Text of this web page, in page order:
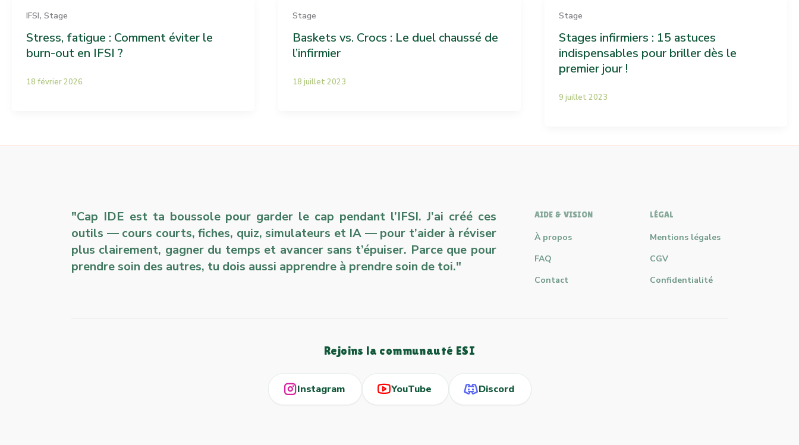
IFSI, Stage
Stress, fatigue : Comment éviter le
burn-out en IFSI ?
18 février 2026
Stage
Baskets vs. Crocs : Le duel chaussé de
l’infirmier
18 juillet 2023
Stage
Stages infirmiers : 15 astuces
indispensables pour briller dès le
premier jour !
9 juillet 2023
"Cap IDE est ta boussole pour garder le cap pendant l’IFSI. J’ai créé ces
outils — cours courts, fiches, quiz, simulateurs et IA — pour t’aider à réviser
plus clairement, gagner du temps et avancer sans t’épuiser. Parce que pour
prendre soin des autres, tu dois aussi apprendre à prendre soin de toi."
AIDE & VISION
À propos
FAQ
Contact
LÉGAL
Mentions légales
CGV
Confidentialité
Rejoins la communauté ESI
Instagram YouTube Discord